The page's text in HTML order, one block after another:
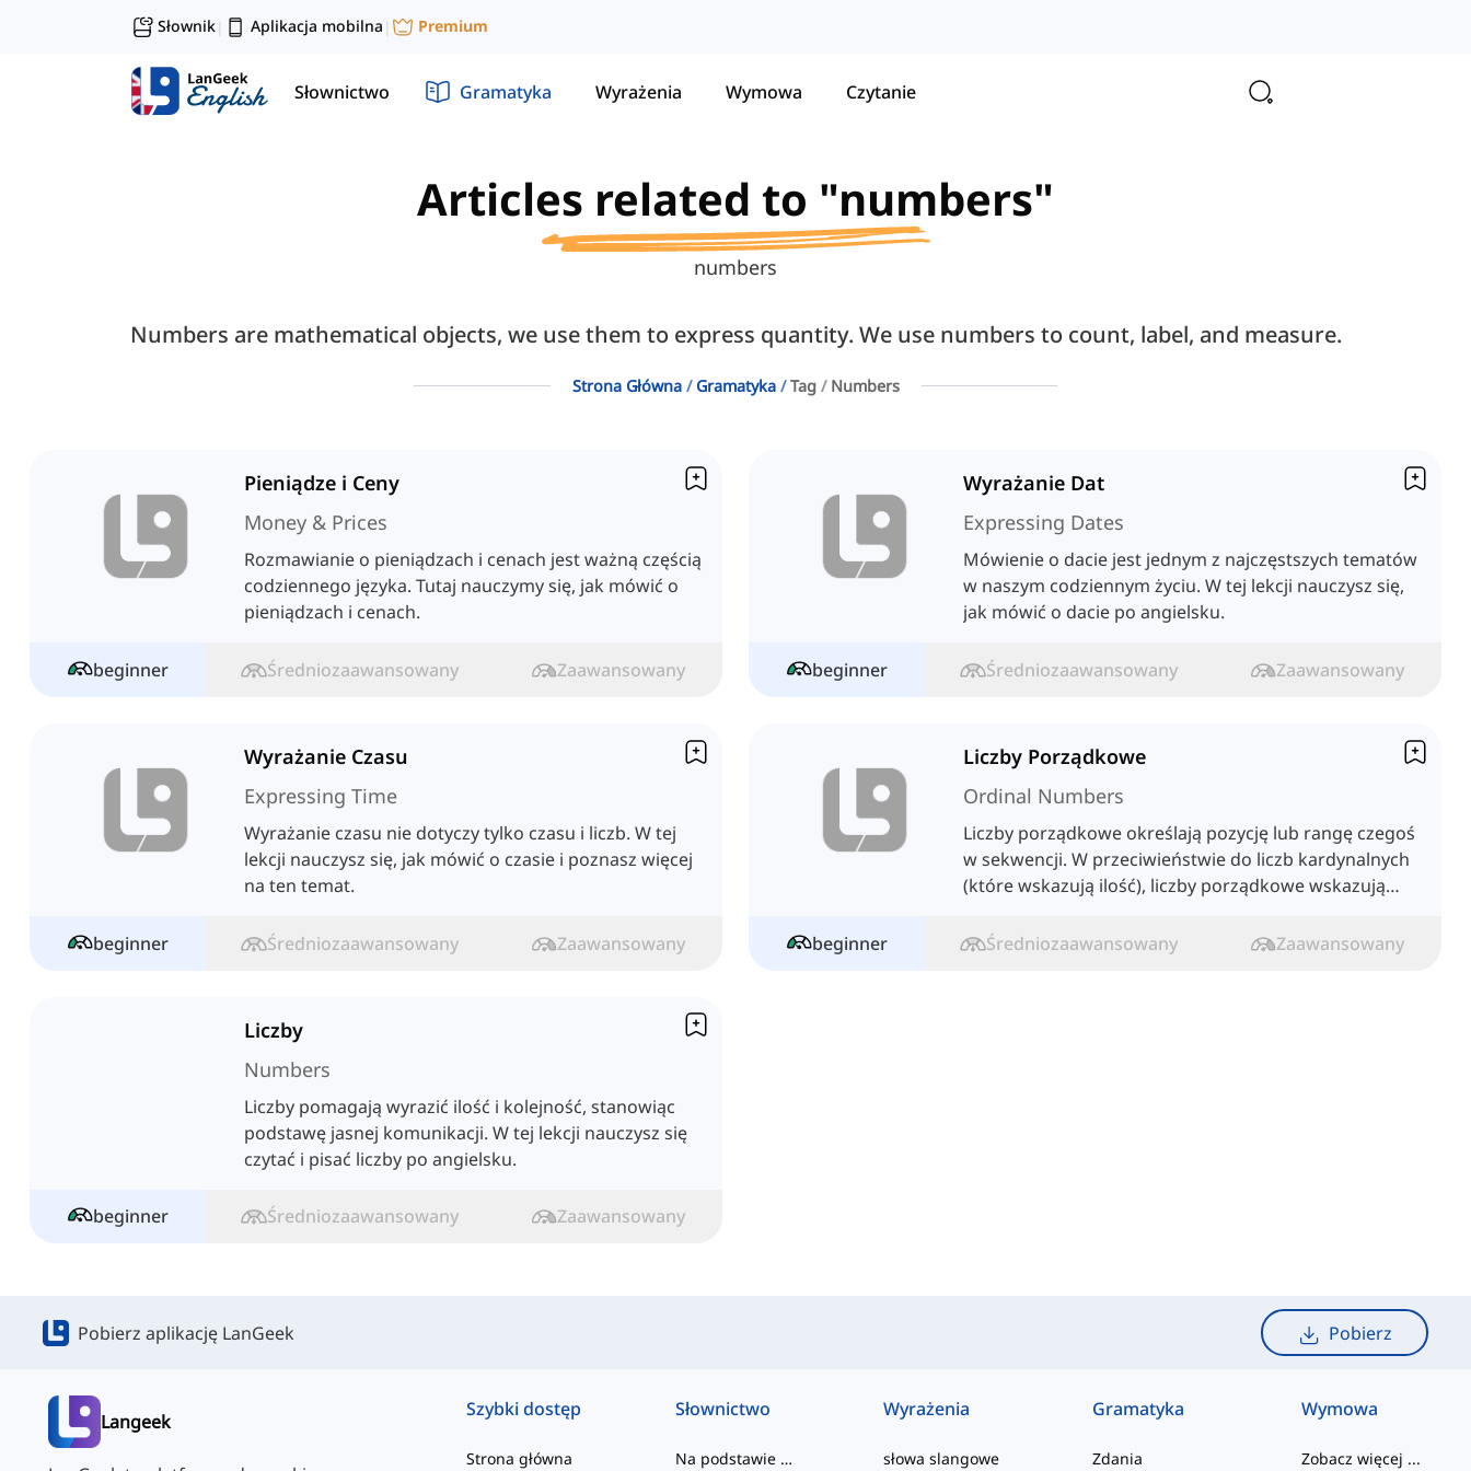
Słownik| Aplikacja mobilna | Premium
Słownictwo Gramatyka Wyrażenia Wymowa Czytanie
Articles related to "numbers"
numbers
Numbers are mathematical objects, we use them to express quantity. We use numbers to count, label, and measure.
Strona Główna Gramatyka Tag Numbers
Pieniądze i Ceny
Money & Prices
Rozmawianie o pieniądzach i cenach jest ważną częścią
codziennego języka. Tutaj nauczymy się, jak mówić o
pieniądzach i cenach.
beginner Średniozaawansowany Zaawansowany
Wyrażanie Dat
Expressing Dates
Mówienie o dacie jest jednym z najczęstszych tematów
w naszym codziennym życiu. W tej lekcji nauczysz się,
jak mówić o dacie po angielsku.
beginner Średniozaawansowany Zaawansowany
Wyrażanie Czasu
Expressing Time
Wyrażanie czasu nie dotyczy tylko czasu i liczb. W tej
lekcji nauczysz się, jak mówić o czasie i poznasz więcej
na ten temat.
beginner Średniozaawansowany Zaawansowany
Liczby Porządkowe
Ordinal Numbers
Liczby porządkowe określają pozycję lub rangę czegoś
w sekwencji. W przeciwieństwie do liczb kardynalnych
(które wskazują ilość), liczby porządkowe wskazują
beginner
Średniozaawansowany Zaawansowany
Liczby
Numbers
Liczby pomagają wyrazić ilość i kolejność, stanowiąc
podstawę jasnej komunikacji. W tej lekcji nauczysz się
czytać i pisać liczby po angielsku.
beginner Średniozaawansowany Zaawansowany
Pobierz aplikację LanGeek Pobierz
Langeek
Szybki dostęp
Strona główna
Słownictwo
Na podstawie poziomu
Wyrażenia
słowa slangowe
Gramatyka
Zdania
Wymowa
Zobacz więcej ...